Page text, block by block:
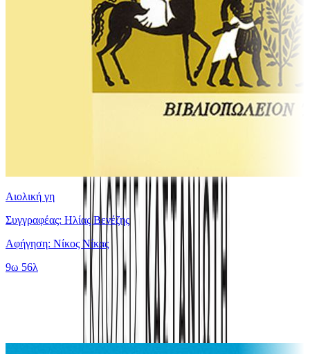
Αιολική γη
Συγγραφέας: Ηλίας Βενέζης
Αφήγηση: Νίκος Νίκας
9ω 56λ
Παρόμοιες επιλογές